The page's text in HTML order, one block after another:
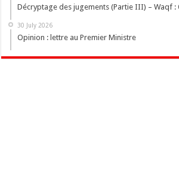
Décryptage des jugements (Partie III) – Waqf :
30 July 2026
Opinion : lettre au Premier Ministre